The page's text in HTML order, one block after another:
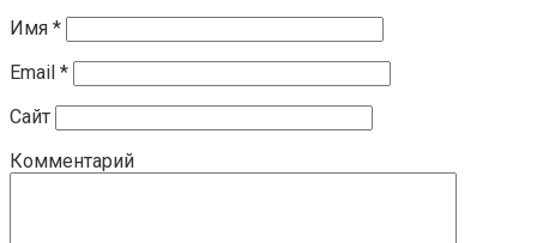
Имя *
Email *
Сайт
Комментарий